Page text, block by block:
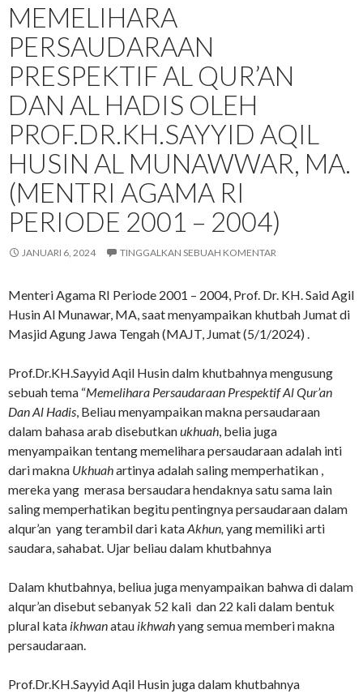
MEMELIHARA
PERSAUDARAAN
PRESPEKTIF AL QUR’AN
DAN AL HADIS OLEH
PROF.DR.KH.SAYYID AQIL
HUSIN AL MUNAWWAR, MA.
(MENTRI AGAMA RI
PERIODE 2001 – 2004)
JANUARI 6, 2024 TINGGALKAN SEBUAH KOMENTAR
Menteri Agama RI Periode 2001 – 2004, Prof. Dr. KH. Said Agil
Husin Al Munawar, MA, saat menyampaikan khutbah Jumat di
Masjid Agung Jawa Tengah (MAJT, Jumat (5/1/2024) .
Prof.Dr.KH.Sayyid Aqil Husin dalm khutbahnya mengusung
sebuah tema “Memelihara Persaudaraan Prespektif Al Qur’an
Dan Al Hadis, Beliau menyampaikan makna persaudaraan
dalam bahasa arab disebutkanukhuah, belia juga
menyampaikan tentang memelihara persaudaraan adalah inti
dari makna Ukhuahartinya adalah saling memperhatikan ,
mereka yang merasa bersaudara hendaknya satu sama lain
saling memperhatikan begitu pentingnya persaudaraan dalam
alqur’an yang terambil dari kataAkhun, yang memiliki arti
saudara, sahabat. Ujar beliau dalam khutbahnya
Dalam khutbahnya, beliua juga menyampaikan bahwa di dalam
alqur’an disebut sebanyak 52 kali dan 22 kali dalam bentuk
plural kata ikhwanatau ikhwahyang semua memberi makna
persaudaraan.
Prof.Dr.KH.Sayyid Aqil Husin juga dalam khutbahnya